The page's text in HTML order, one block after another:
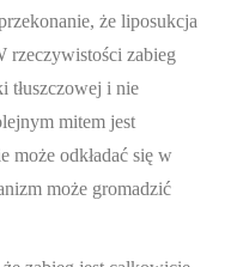
że liposukcja
rzeczywistości zabieg
tłuszczowej i nie
mitem jest
może odkładać się w
może gromadzić